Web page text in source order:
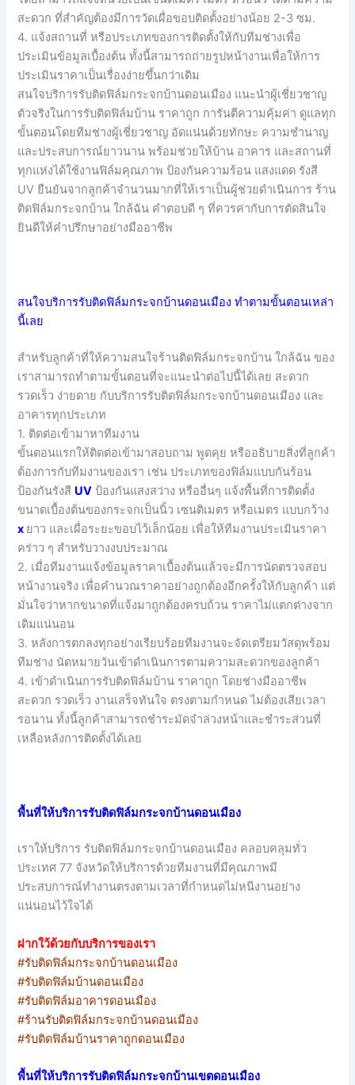
สะดวก ที่สำคัญต้องมีการวัดเผื่อขอบติดตั้งอย่างน้อย 2-3 ซม.
4. แจ้งสถานที่ หรือประเภทของการติดตั้งให้กับทีมช่างเพื่อ
ประเมินข้อมูลเบื้องต้น ทั้งนี้สามารถถ่ายรูปหน้างานเพื่อให้การ
ประเมินราคาเป็นเรื่องง่ายขึ้นกว่าเดิม
สนใจบริการรับติดฟิล์มกระจกบ้านดอนเมือง แนะนำผู้เชี่ยวชาญ
ตัวจริงในการรับติดฟิล์มบ้าน ราคาถูก การันตีความคุ้มค่า ดูแลทุก
ขั้นตอนโดยทีมช่างผู้เชี่ยวชาญ อัดแน่นด้วยทักษะ ความชำนาญ
และประสบการณ์ยาวนาน พร้อมช่วยให้บ้าน อาคาร และสถานที่
ทุกแห่งได้ใช้งานฟิล์มคุณภาพ ป้องกันความร้อน แสงแดด รังสี
UV ยืนยันจากลูกค้าจำนวนมากที่ให้เราเป็นผู้ช่วยดำเนินการ ร้าน
ติดฟิล์มกระจกบ้าน ใกล้ฉัน คำตอบดี ๆ ที่ควรค่ากับการตัดสินใจ
ยินดีให้คำปรึกษาอย่างมืออาชีพ
สนใจบริการรับติดฟิล์มกระจกบ้านดอนเมือง ทำตามขั้นตอนเหล่า
นี้เลย
สำหรับลูกค้าที่ให้ความสนใจร้านติดฟิล์มกระจกบ้าน ใกล้ฉัน ของ
เราสามารถทำตามขั้นตอนที่จะแนะนำต่อไปนี้ได้เลย สะดวก
รวดเร็ว ง่ายดาย กับบริการรับติดฟิล์มกระจกบ้านดอนเมือง และ
อาคารทุกประเภท
1. ติดต่อเข้ามาหาทีมงาน
ขั้นตอนแรกให้ติดต่อเข้ามาสอบถาม พูดคุย หรืออธิบายสิ่งที่ลูกค้า
ต้องการกับทีมงานของเรา เช่น ประเภทของฟิล์มแบบกันร้อน
ป้องกันรังสี UV ป้องกันแสงสว่าง หรืออื่นๆ แจ้งพื้นที่การติดตั้ง
ขนาดเบื้องต้นของกระจกเป็นนิ้ว เซนติเมตร หรือเมตร แบบกว้าง
x ยาว และเผื่อระยะขอบไว้เล็กน้อย เพื่อให้ทีมงานประเมินราคา
คร่าว ๆ สำหรับวางงบประมาณ
2. เมื่อทีมงานแจ้งข้อมูลราคาเบื้องต้นแล้วจะมีการนัดตรวจสอบ
หน้างานจริง เพื่อคำนวณราคาอย่างถูกต้องอีกครั้งให้กับลูกค้า แต่
มั่นใจว่าหากขนาดที่แจ้งมาถูกต้องครบถ้วน ราคาไม่แตกต่างจาก
เดิมแน่นอน
3. หลังการตกลงทุกอย่างเรียบร้อยทีมงานจะจัดเตรียมวัสดุพร้อม
ทีมช่าง นัดหมายวันเข้าดำเนินการตามความสะดวกของลูกค้า
4. เข้าดำเนินการรับติดฟิล์มบ้าน ราคาถูก โดยช่างมืออาชีพ
สะดวก รวดเร็ว งานเสร็จทันใจ ตรงตามกำหนด ไม่ต้องเสียเวลา
รอนาน ทั้งนี้ลูกค้าสามารถชำระมัดจำล่วงหน้าและชำระส่วนที่
เหลือหลังการติดตั้งได้เลย
พื้นที่ให้บริการรับติดฟิล์มกระจกบ้านดอนเมือง
เราให้บริการ รับติดฟิล์มกระจกบ้านดอนเมือง คลอบคลุมทั่ว
ประเทศ 77 จังหวัดให้บริการด้วยทีมงานที่มีคุณภาพมี
ประสบการณ์ทำงานตรงตามเวลาที่กำหนดไม่หนีงานอย่าง
แน่นอนไว้ใจได้
ฝากใว้ด้วยกับบริการของเรา
#รับติดฟิล์มกระจกบ้านดอนเมือง
#รับติดฟิล์มบ้านดอนเมือง
#รับติดฟิล์มอาคารดอนเมือง
#ร้านรับติดฟิล์มกระจกบ้านดอนเมือง
#รับติดฟิล์มบ้านราคาถูกดอนเมือง
พื้นที่ให้บริการรับติดฟิล์มกระจกบ้านเขตดอนเมือง